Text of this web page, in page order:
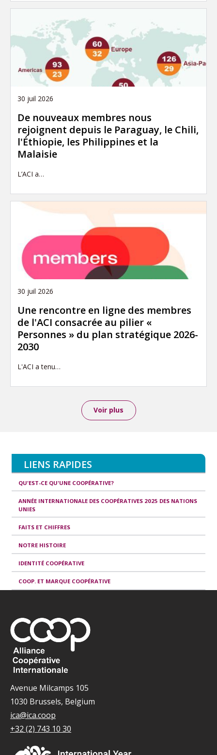
30 juil 2026
De nouveaux membres nous
rejoignent depuis le Paraguay, le Chili,
l'Éthiopie, les Philippines et la
Malaisie
L’ACI a…
30 juil 2026
Une rencontre en ligne des membres
de l'ACI consacrée au pilier «
Personnes » du plan stratégique 2026-
2030
L'ACI a tenu…
Voir plus
LIENS RAPIDES
QU'EST-CE QU'UNE COOPÉRATIVE?
ANNÉE INTERNATIONALE DES COOPÉRATIVES 2025 DES NATIONS
UNIES
FAITS ET CHIFFRES
NOTRE HISTOIRE
IDENTITÉ COOPÉRATIVE
COOP. ET MARQUE COOPÉRATIVE
Avenue Milcamps 105
1030 Brussels, Belgium
ica@ica.coop
+32 (2) 743 10 30